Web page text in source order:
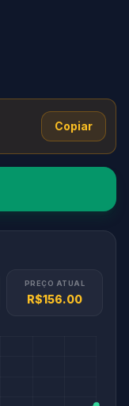
Copiar
PREÇO ATUAL
R$156.00